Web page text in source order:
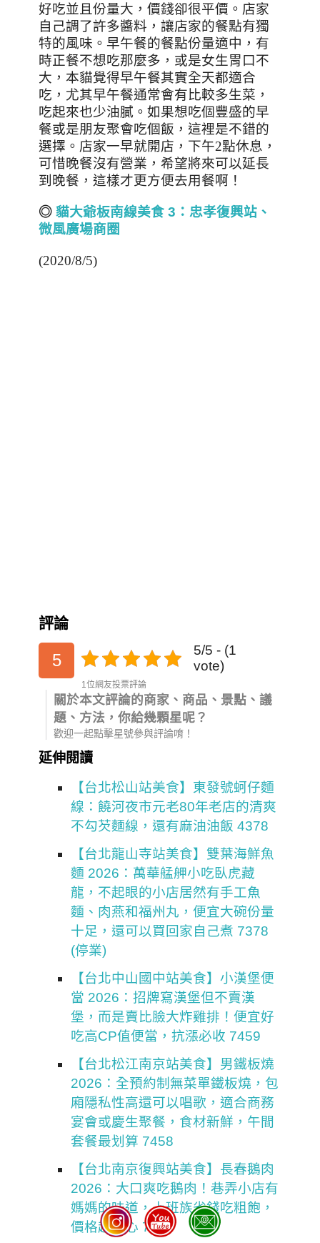
好吃並且份量大，價錢卻很平價。店家
自己調了許多醬料，讓店家的餐點有獨
特的風味。早午餐的餐點份量適中，有
時正餐不想吃那麼多，或是女生胃口不
大，本貓覺得早午餐其實全天都適合
吃，尤其早午餐通常會有比較多生菜，
吃起來也少油膩。如果想吃個豐盛的早
餐或是朋友聚會吃個飯，這裡是不錯的
選擇。店家一早就開店，下午2點休息，
可惜晚餐沒有營業，希望將來可以延長
到晚餐，這樣才更方便去用餐啊！
◎ 貓大爺板南線美食 3 ：忠孝復興站、
微風廣場商圈
(2020/8/5)
評論
5
5/5 - (1
vote)
1位網友投票評論
關於本文評論的商家、商品、景點、議
題、方法，你給幾顆星呢？
歡迎一起點擊星號參與評論唷！
延伸閱讀
【台北松山站美食】東發號蚵仔麵
線：饒河夜市元老80年老店的清爽
不勾芡麵線，還有麻油油飯 4378
【台北龍山寺站美食】雙葉海鮮魚
麵 2026：萬華艋舺小吃臥虎藏
龍，不起眼的小店居然有手工魚
麵、肉燕和福州丸，便宜大碗份量
十足，還可以買回家自己煮 7378
(停業)
【台北中山國中站美食】小漢堡便
當 2026：招牌寫漢堡但不賣漢
堡，而是賣比臉大炸雞排！便宜好
吃高CP值便當，抗漲必收 7459
【台北松江南京站美食】男鐵板燒
2026：全預約制無菜單鐵板燒，包
廂隱私性高還可以唱歌，適合商務
宴會或慶生聚餐，食材新鮮，午間
套餐最划算 7458
【台北南京復興站美食】長春鵝肉
2026：大口爽吃鵝肉！巷弄小店有
媽媽的味道，上班族省錢吃粗飽，
價格超佛心 7455